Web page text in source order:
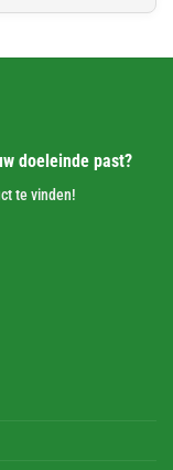
doeleinde past?
te vinden!